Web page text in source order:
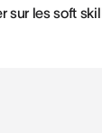
sur les soft